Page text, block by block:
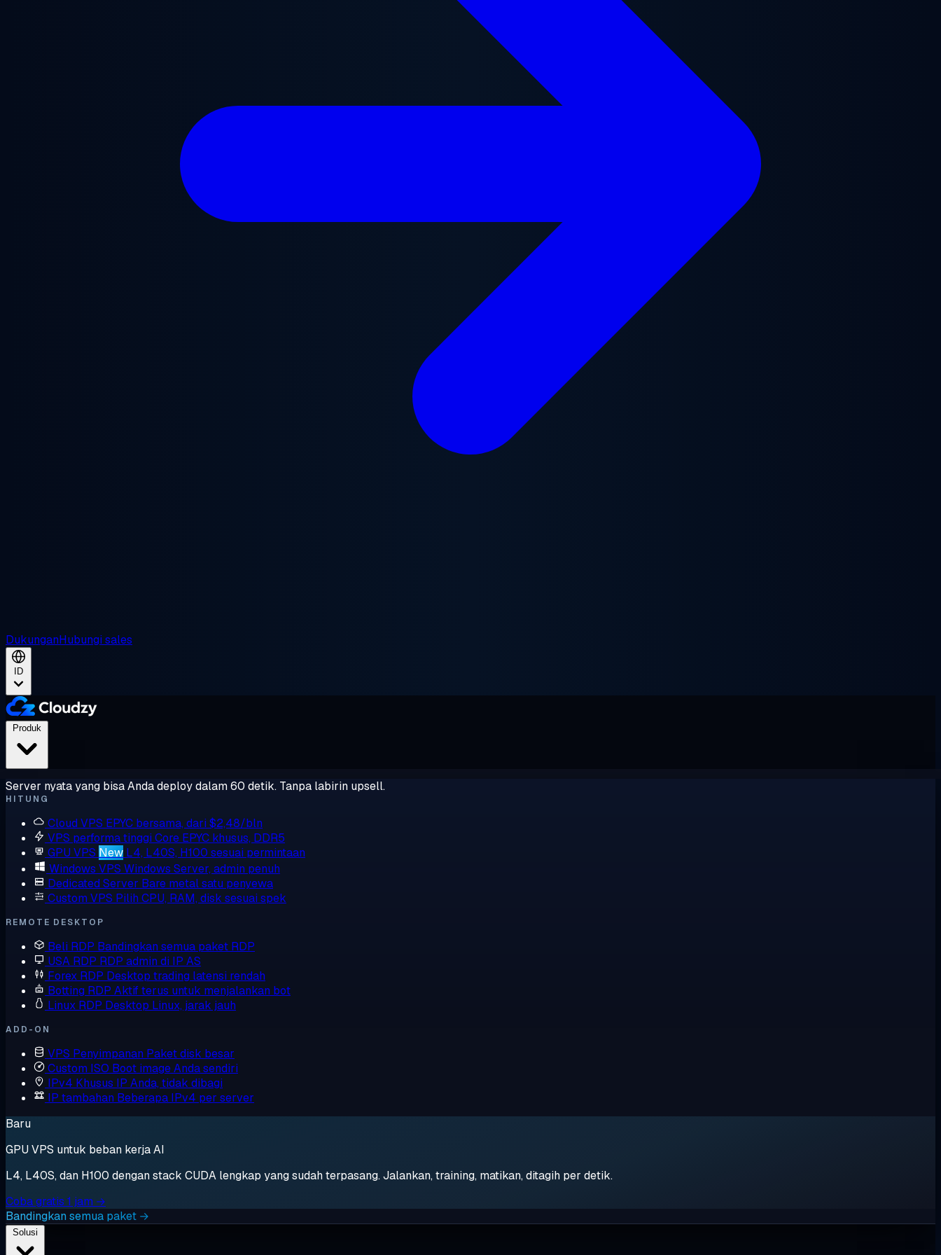
DukunganHubungi sales
ID
Server nyata yang bisa Anda deploy dalam 60 detik. Tanpa labirin upsell.
HITUNG
Cloud VPS EPYC bersama, dari $2,48/bln
VPS performa tinggi Core EPYC khusus, DDR5
GPU VPS New L4, L40S, H100 sesuai permintaan
Windows VPS Windows Server, admin penuh
Dedicated Server Bare metal satu penyewa
Custom VPS Pilih CPU, RAM, disk sesuai spek
REMOTE DESKTOP
Beli RDP Bandingkan semua paket RDP
USA RDP RDP admin di IP AS
Forex RDP Desktop trading latensi rendah
Botting RDP Aktif terus untuk menjalankan bot
Linux RDP Desktop Linux, jarak jauh
ADD-ON
VPS Penyimpanan Paket disk besar
Custom ISO Boot image Anda sendiri
IPv4 Khusus IP Anda, tidak dibagi
IP tambahan Beberapa IPv4 per server
Baru
GPU VPS untuk beban kerja AI
L4, L40S, dan H100 dengan stack CUDA lengkap yang sudah terpasang. Jalankan, training, matikan, ditagih per detik.
Coba gratis 1 jam →
Bandingkan semua paket →